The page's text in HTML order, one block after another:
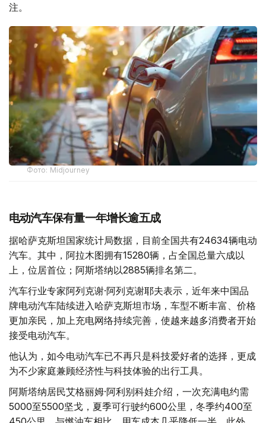
注。
Фото: Midjourney
电动汽车保有量一年增长逾五成
据哈萨克斯坦国家统计局数据，目前全国共有24634辆电动
汽车。其中，阿拉木图拥有15280辆，占全国总量六成以
上，位居首位；阿斯塔纳以2885辆排名第二。
汽车行业专家阿列克谢·阿列克谢耶夫表示，近年来中国品
牌电动汽车陆续进入哈萨克斯坦市场，车型不断丰富、价格
更加亲民，加上充电网络持续完善，使越来越多消费者开始
接受电动汽车。
他认为，如今电动汽车已不再只是科技爱好者的选择，更成
为不少家庭兼顾经济性与科技体验的出行工具。
阿斯塔纳居民艾格丽姆·阿利别科娃介绍，一次充满电约需
5000至5500坚戈，夏季可行驶约600公里，冬季约400至